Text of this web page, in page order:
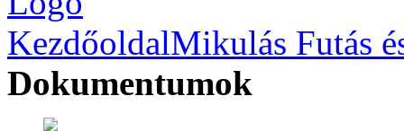
KezdőoldalMikulás Futás
Dokumentumok